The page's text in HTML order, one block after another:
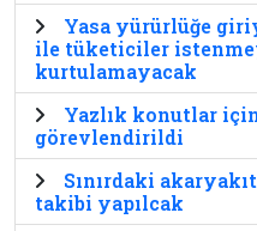
Yasa yürürlüğe
ile tüketiciler
kurtulamayacak
Yazlık konutlar
görevlendirildi
Sınırdaki
takibi yapılcak